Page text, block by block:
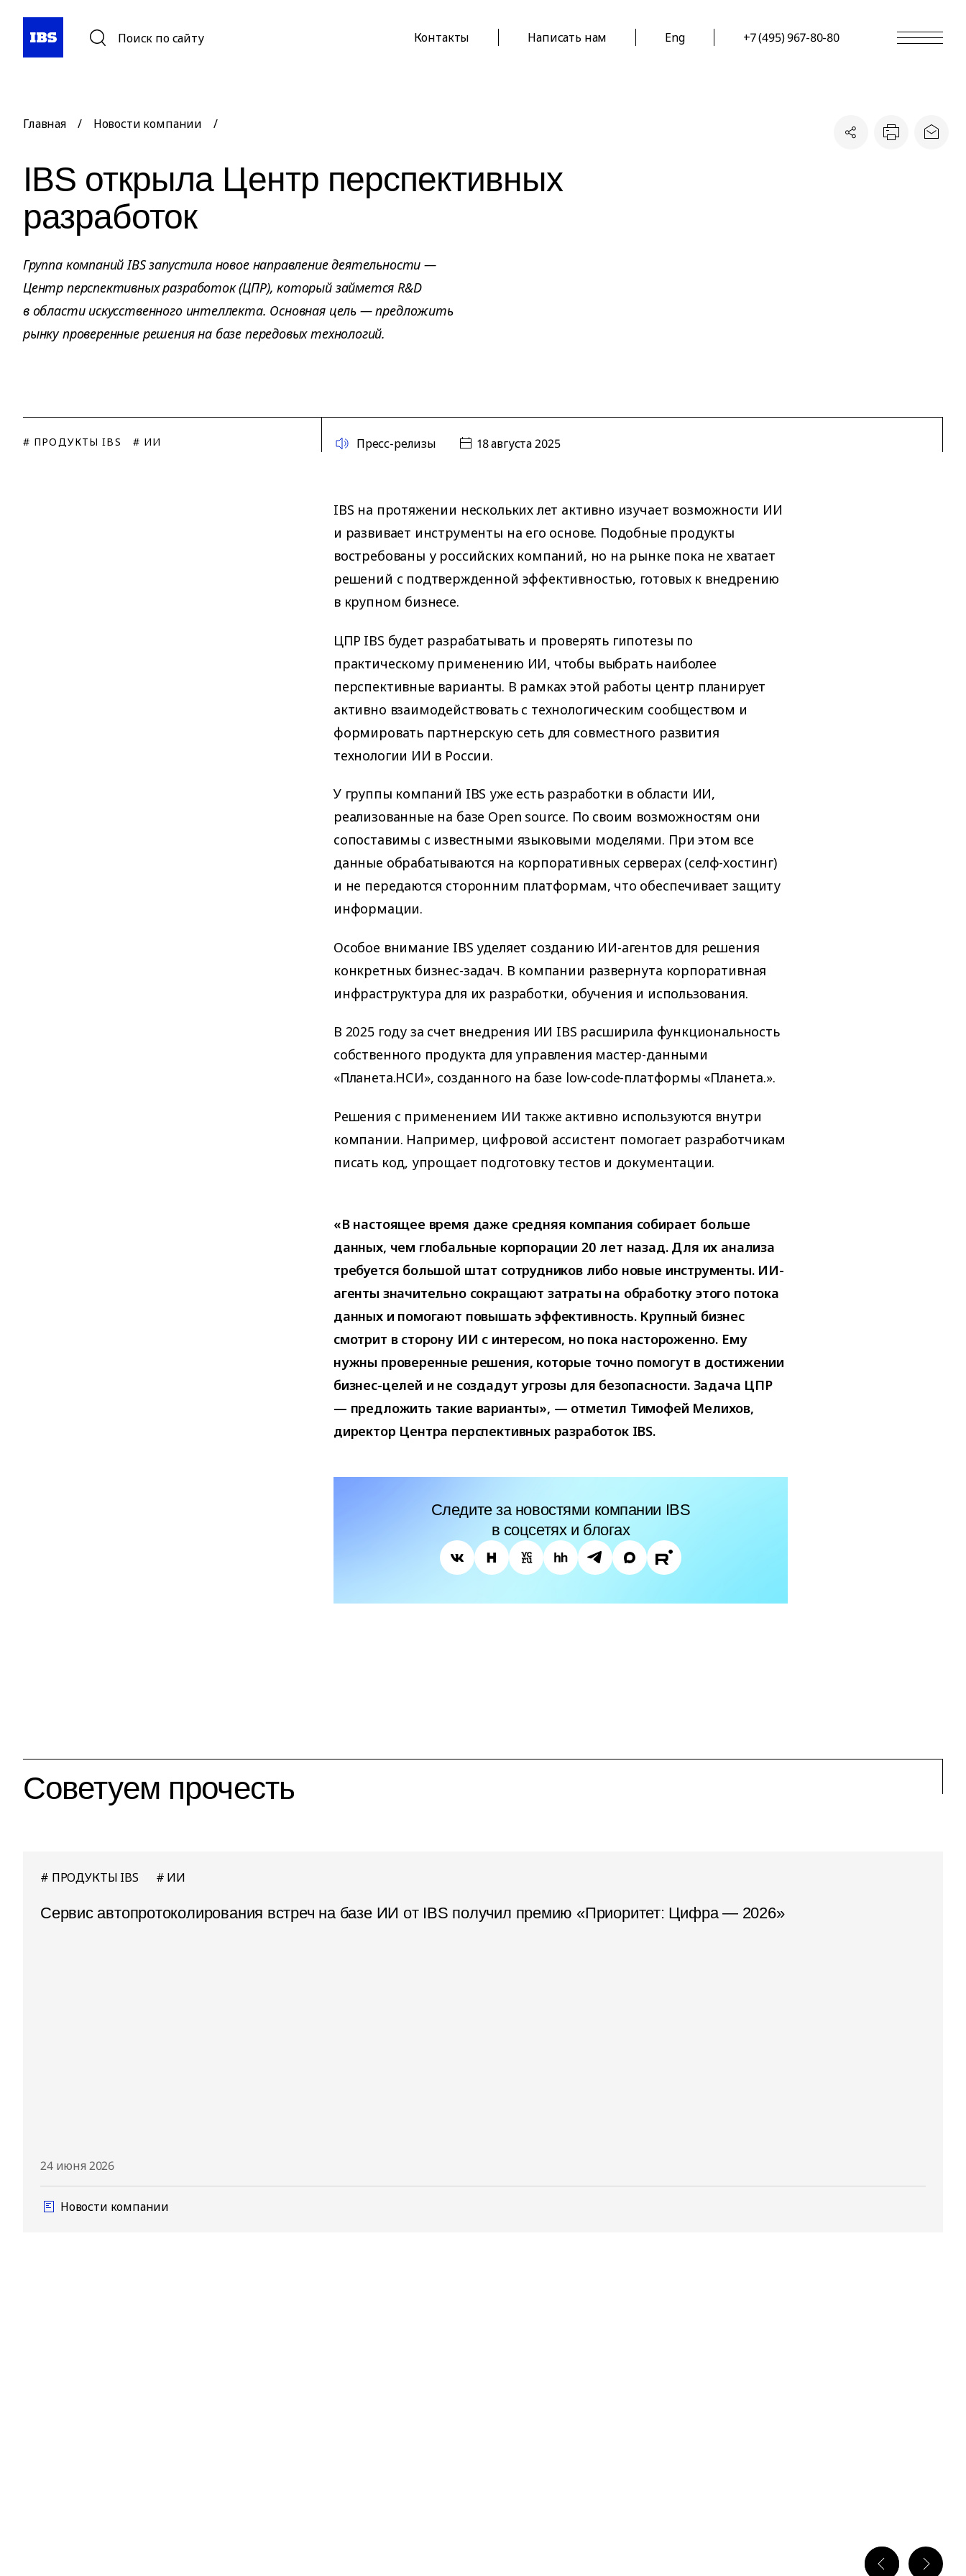
Поиск по сайту Контакты Написать нам Eng +7 (495) 967-80-80
Главная / Новости компании /
IBS открыла Центр перспективных
разработок
Группа компаний IBS запустила новое направление деятельности —
Центр перспективных разработок (ЦПР), который займется R&D
в области искусственного интеллекта. Основная цель — предложить
рынку проверенные решения на базе передовых технологий.
# ПРОДУКТЫ IBS # ИИ Пресс-релизы 18 августа 2025
IBS на протяжении нескольких лет активно изучает возможности ИИ
и развивает инструменты на его основе. Подобные продукты
востребованы у российских компаний, но на рынке пока не хватает
решений с подтвержденной эффективностью, готовых к внедрению
в крупном бизнесе.
ЦПР IBS будет разрабатывать и проверять гипотезы по
практическому применению ИИ, чтобы выбрать наиболее
перспективные варианты. В рамках этой работы центр планирует
активно взаимодействовать с технологическим сообществом и
формировать партнерскую сеть для совместного развития
технологии ИИ в России.
У группы компаний IBS уже есть разработки в области ИИ,
реализованные на базе Open source. По своим возможностям они
сопоставимы с известными языковыми моделями. При этом все
данные обрабатываются на корпоративных серверах (селф-хостинг)
и не передаются сторонним платформам, что обеспечивает защиту
информации.
Особое внимание IBS уделяет созданию ИИ-агентов для решения
конкретных бизнес-задач. В компании развернута корпоративная
инфраструктура для их разработки, обучения и использования.
В 2025 году за счет внедрения ИИ IBS расширила функциональность
собственного продукта для управления мастер-данными
«Планета.НСИ», созданного на базе low-code-платформы «Планета.».
Решения с применением ИИ также активно используются внутри
компании. Например, цифровой ассистент помогает разработчикам
писать код, упрощает подготовку тестов и документации.
«В настоящее время даже средняя компания собирает больше
данных, чем глобальные корпорации 20 лет назад. Для их анализа
требуется большой штат сотрудников либо новые инструменты. ИИ-
агенты значительно сокращают затраты на обработку этого потока
данных и помогают повышать эффективность. Крупный бизнес
смотрит в сторону ИИ с интересом, но пока настороженно. Ему
нужны проверенные решения, которые точно помогут в достижении
бизнес-целей и не создадут угрозы для безопасности. Задача ЦПР
— предложить такие варианты», — отметил Тимофей Мелихов,
директор Центра перспективных разработок IBS.
Следите за новостями компании IBS
в соцсетях и блогах
Советуем прочесть
ПРОДУКТЫ IBS ИИ
Сервис автопротоколирования встреч на базе ИИ от IBS получил премию «Приоритет: Цифра — 2026»
24 июня 2026
Новости компании